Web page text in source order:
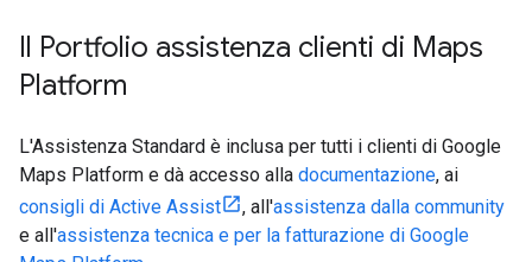
Il Portfolio assistenza clienti di Maps
Platform
L'Assistenza Standard è inclusa per tutti i clienti di Google
Maps Platform e dà accesso alla documentazione, ai
consigli di Active Assist
, all'assistenza dalla community
e all'assistenza tecnica e per la fatturazione di Google